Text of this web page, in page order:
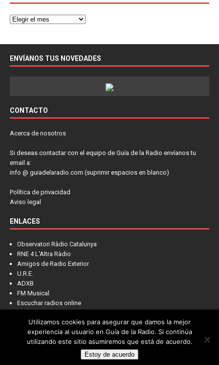
ENVÍANOS TUS NOVEDADES
CONTACTO
Acerca de nosotros
Si deseas contactar con el equipo de Guía de la Radio envíanos tu
email a:
info @ guiadelaradio.com (suprimir espacios en blanco)
Política de privacidad
Aviso legal
ENLACES
Observatori Ràdio Catalunya
RNE 4 L'Altra Ràdio
Amigos de Radio Exterior
U.R.E.
ADXB
FM Musical
Escuchar radios online
Copyright © 2022 - Guía de la Radio
Utilizamos cookies para asegurar que damos la mejor
experiencia al usuario en Guía de la Radio. Si continúa
utilizando este sitio asumiremos que está de acuerdo.
Estoy de acuerdo